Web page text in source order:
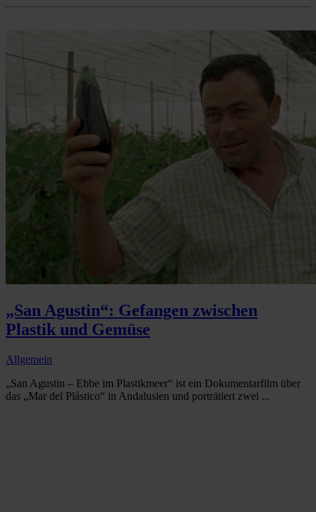
„San Agustin“: Gefangen zwischen
Plastik und Gemüse
Allgemein
„San Agustin – Ebbe im Plastikmeer“ ist ein Dokumentarfilm über
das „Mar del Plástico“ in Andalusien und porträtiert zwei ...